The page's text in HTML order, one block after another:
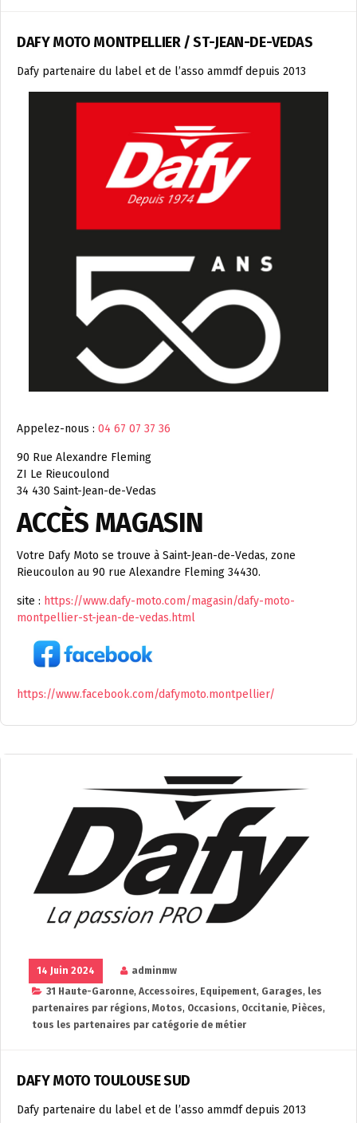
DAFY MOTO MONTPELLIER / ST-JEAN-DE-VEDAS
Dafy partenaire du label et de l’asso ammdf depuis 2013
Appelez-nous : 04 67 07 37 36
90 Rue Alexandre Fleming
ZI Le Rieucoulond
34 430 Saint-Jean-de-Vedas
ACCÈS MAGASIN
Votre Dafy Moto se trouve à Saint-Jean-de-Vedas, zone
Rieucoulon au 90 rue Alexandre Fleming 34430.
site : https://www.dafy-moto.com/magasin/dafy-moto-
montpellier-st-jean-de-vedas.html
https://www.facebook.com/dafymoto.montpellier/
14 Juin 2024
adminmw
31 Haute-Garonne, Accessoires, Equipement, Garages, les
partenaires par régions, Motos, Occasions, Occitanie, Pièces,
tous les partenaires par catégorie de métier
DAFY MOTO TOULOUSE SUD
Dafy partenaire du label et de l’asso ammdf depuis 2013